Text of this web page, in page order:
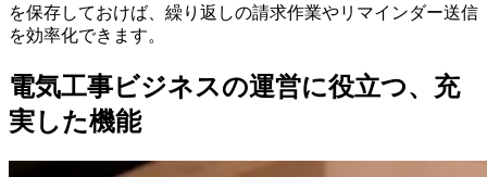
を保存しておけば、繰り返しの請求作業やリマインダー送信
を効率化できます。
電気工事ビジネスの運営に役立つ、充
実した機能